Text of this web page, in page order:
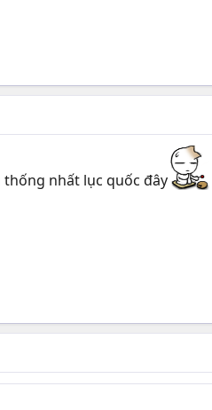
thống nhất lục quốc đây